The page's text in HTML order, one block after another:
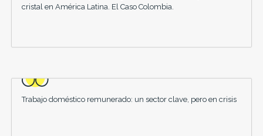
cristal en América Latina. El Caso Colombia.
Trabajo doméstico remunerado: un sector clave, pero en crisis